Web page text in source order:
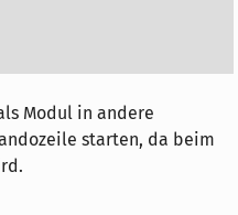
Modul in andere
starten, da beim